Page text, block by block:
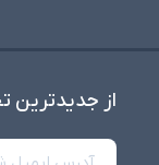
از جدید‌ترین